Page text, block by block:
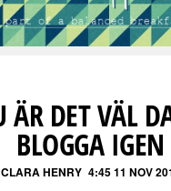
DET VÄL
BLOGGA IGEN
CLARA HENRY 4:45 11 NOV